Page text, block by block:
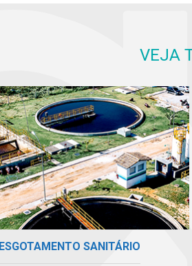
VEJA
ESGOTAMENTO SANITÁRIO